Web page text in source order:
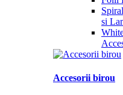
si
Accesorii birou